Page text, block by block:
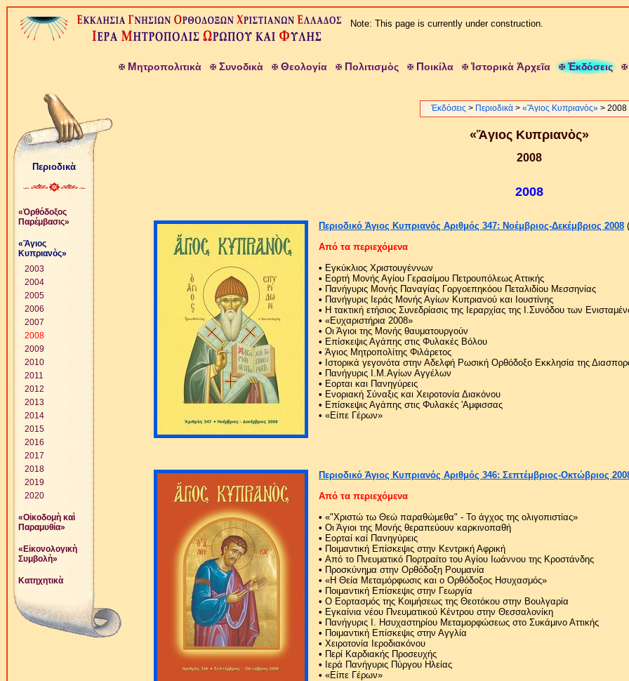
Note: This page is currently under construction.
Μητροπολιτικὰ Συνοδικὰ Θεολογία Πολιτισμὸς Ποικίλα Ἱστορικὰ Ἀρχεῖα Ἐκδόσεις
Περιοδικὰ
«Ὀρθόδοξος
Παρέμβασις»
«Ἅγιος
Κυπριανὸς»
2003
2004
2005
2006
2007
2008
2009
2010
2011
2012
2013
2014
2015
2016
2017
2018
2019
2020
«Οἰκοδομὴ καὶ
Παραμυθία»
«Εἰκονολογικὴ
Συμβολὴ»
Κατηχητικὰ
Ἐκδόσεις > Περιοδικὰ > «Ἅγιος Κυπριανὸς» > 2008
«Ἅγιος Κυπριανὸς»
2008
2008
Περιοδικό Άγιος Κυπριανός Αριθμός 347: Νοέμβριος-Δεκέμβριος 2008
Από τα περιεχόμενα
• Εγκύκλιος Χριστουγέννων
• Εορτή Μονής Αγίου Γερασίμου Πετρουπόλεως Αττικής
• Πανήγυρις Μονής Παναγίας Γοργοεπηκόου Πεταλιδίου Μεσσηνίας
• Πανήγυρις Ιεράς Μονής Αγίων Κυπριανού και Ιουστίνης
• Η τακτική ετήσιος Συνεδρίασις της Ιεραρχίας της Ι.Συνόδου των
• «Ευχαριστήρια 2008»
• Οι Άγιοι της Μονής θαυματουργούν
• Επίσκεψις Αγάπης στις Φυλακές Βόλου
• Άγιος Μητροπολίτης Φιλάρετος
• Ιστορικά γεγονότα στην Αδελφή Ρωσική Ορθόδοξο Εκκλησία της
• Πανήγυρις Ι.Μ.Αγίων Αγγέλων
• Εορται και Πανηγύρεις
• Ενοριακή Σύναξις και Χειροτονία Διακόνου
• Επίσκεψις Αγάπης στις Φυλακές 'Αμφισσας
• «Είπε Γέρων»
Περιοδικό Άγιος Κυπριανός Αριθμός 346: Σεπτέμβριος-Οκτώβριος
Από τα περιεχόμενα
• «"Χριστώ τω Θεώ παραθώμεθα" - Το άγχος της ολιγοπιστίας»
• Οι Άγιοι της Μονής θεραπεύουν καρκινοπαθή
• Εορταί καί Πανηγύρεις
• Ποιμαντική Επίσκεψις στην Κεντρική Αφρική
• Από το Πνευματικό Πορτραίτο του Αγίου Ιωάννου της Κροστάνδης
• Προσκύνημα στην Ορθόδοξη Ρουμανία
• «Η Θεία Μεταμόρφωσις και ο Ορθόδοξος Ησυχασμός»
• Ποιμαντική Επίσκεψις στην Γεωργία
• Ο Εορτασμός της Κοιμήσεως της Θεοτόκου στην Βουλγαρία
• Εγκαίνια νέου Πνευματικού Κέντρου στην Θεσσαλονίκη
• Πανήγυρις Ι. Ησυχαστηρίου Μεταμορφώσεως στο Συκάμινο Αττικής
• Ποιμαντική Επίσκεψις στην Αγγλία
• Χειροτονία Ιεροδιακόνου
• Περί Καρδιακής Προσευχής
• Ιερά Πανήγυρις Πύργου Ηλείας
• «Είπε Γέρων»